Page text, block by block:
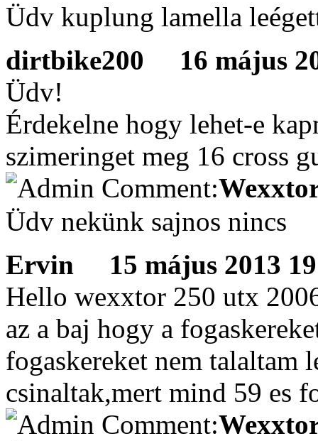
Üdv kuplung lamella
dirtbike200
16 május
Üdv!
Érdekelne hogy lehet-e
szimeringet meg 16 cross
Üdv nekünk sajnos nincs
Ervin
15 május 2013
Hello wexxtor 250 utx
az a baj hogy a
fogaskereket nem talaltam
csinaltak,mert mind 59 es